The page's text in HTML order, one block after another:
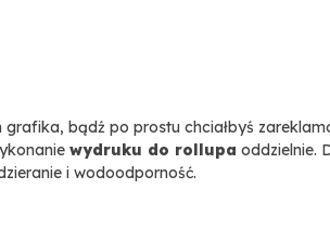
bądź po prostu chciałbyś
wydruku do rollupa oddzielnie.
i wodoodporność.